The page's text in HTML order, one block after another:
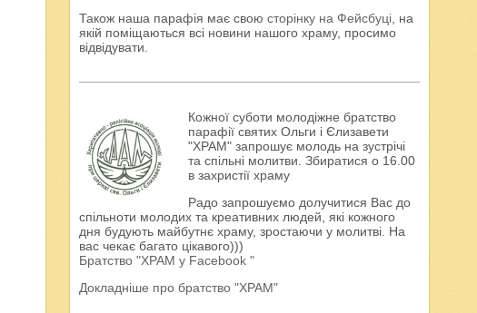
Також наша парафія має своюсторінку на Фейсбуці, на
якій поміщаються всі новини нашого храму, просимо
відвідувати.
Кожної суботи молодіжне братство
парафії святих Ольги і Єлизавети
"ХРАМ" запрошує молодь на зустрічі
та спільні молитви. Збиратися о 16.00
в захристії храму
Радо запрошуємо долучитися Вас до
спільноти молодих та креативних людей, які кожного
дня будують майбутнє храму, зростаючи у молитві. На
вас чекає багато цікавого)))
Братство "ХРАМ у Facebook "
Докладніше про братство "ХРАМ"